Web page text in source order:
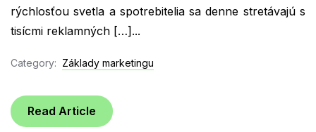
rýchlosťou svetla a spotrebitelia sa denne stretávajú s
tisícmi reklamných […]...
Category: Základy marketingu
Read Article